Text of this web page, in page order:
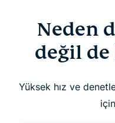
Neden
değil de
Yüksek hız ve